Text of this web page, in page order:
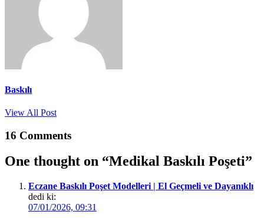
Baskılı
View All Post
16 Comments
One thought on “Medikal Baskılı Poşeti”
Eczane Baskılı Poşet Modelleri | El Geçmeli ve Dayanıklı
dedi ki:
07/01/2026, 09:31